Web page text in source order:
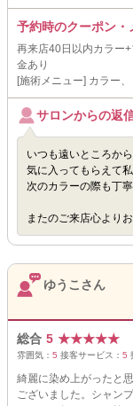
予約時のクーポン・
再来店40日以内カラー
金あり
[施術メニュー] カラー
サロンからの返
いつも遠いところか
気に入ってもらえて私
次のカラーの際も丁
またのご来店心より
ゆうこさん
総合 5 ★★★★★
雰囲気： 5 接客サービス： 5
綺麗に染め上がったと
ございました。シャン